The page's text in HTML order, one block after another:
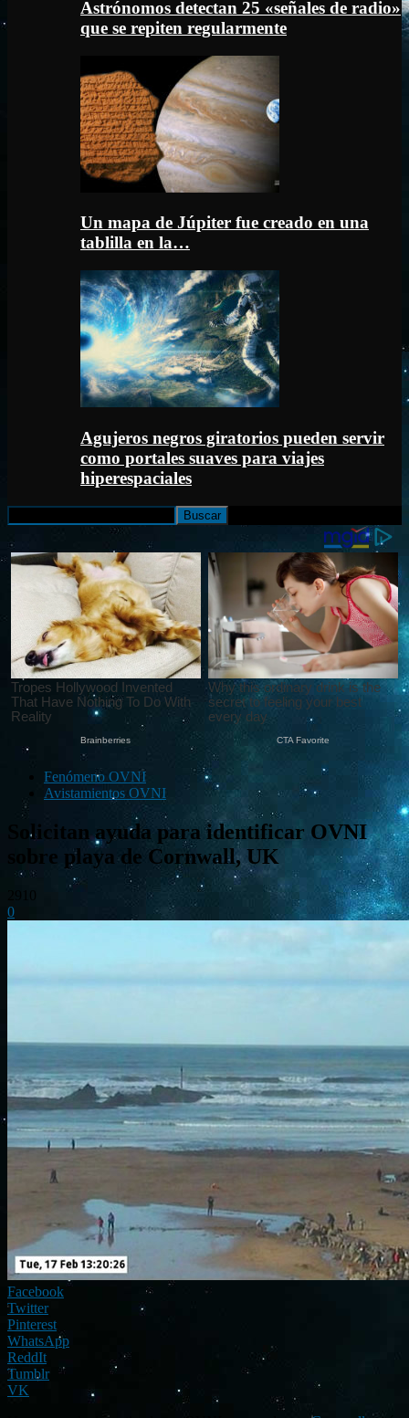
Astrónomos detectan 25 «señales de radio»
que se repiten regularmente
Un mapa de Júpiter fue creado en una
tablilla en la…
Agujeros negros giratorios pueden servir
como portales suaves para viajes
hiperespaciales
Fenómeno OVNI
Avistamientos OVNI
Solicitan ayuda para identificar OVNI
sobre playa de Cornwall, UK
0
Facebook
Twitter
Pinterest
WhatsApp
ReddIt
Tumblr
VK